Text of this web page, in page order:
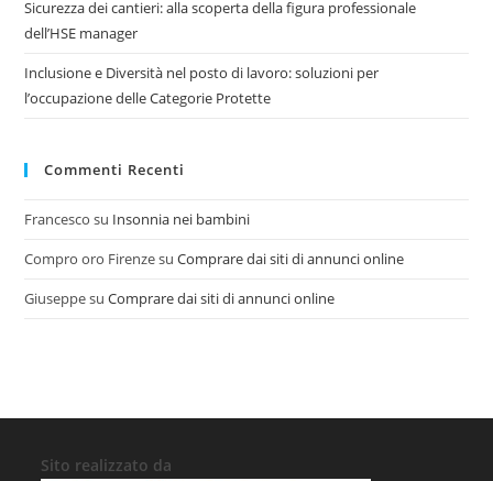
Sicurezza dei cantieri: alla scoperta della figura professionale
dell’HSE manager
Inclusione e Diversità nel posto di lavoro: soluzioni per
l’occupazione delle Categorie Protette
Commenti Recenti
Francesco su Insonnia nei bambini
Compro oro FirenzesuComprare dai siti di annunci online
GiuseppesuComprare dai siti di annunci online
Sito realizzato da